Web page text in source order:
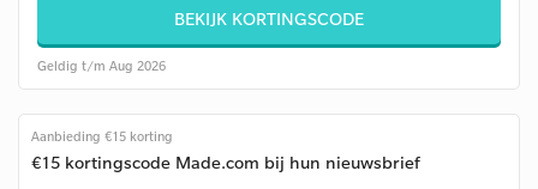
BEKIJK KORTINGSCODE
Geldig t/m Aug 2026
Aanbieding €15 korting
€15 kortingscode Made.com bij hun nieuwsbrief